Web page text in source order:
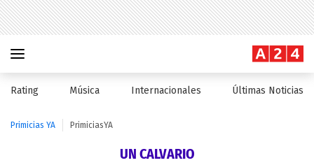
Rating Música Internacionales Últimas Noticias
Primicias YA PrimiciasYA
UN CALVARIO